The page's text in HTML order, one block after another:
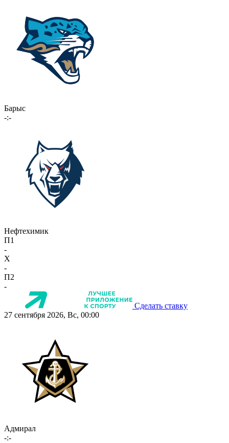
Барыс
-:-
Нефтехимик
П1
-
X
-
П2
-
Сделать ставку
27 сентября 2026, Вс, 00:00
Адмирал
-:-